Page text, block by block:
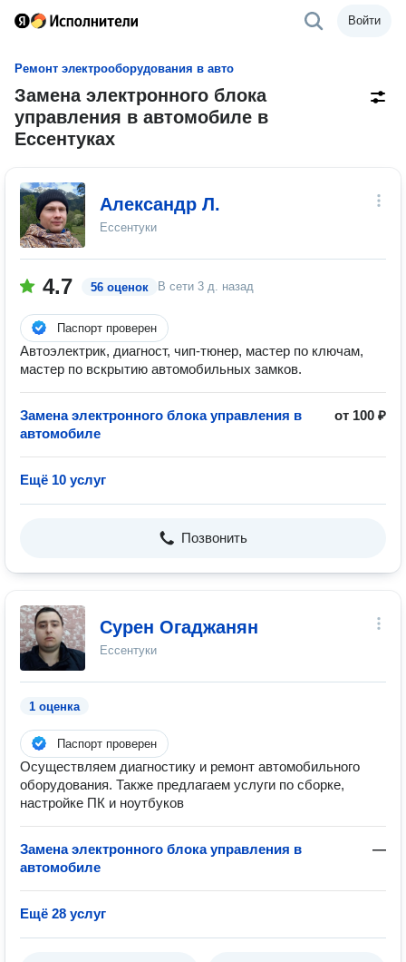
Войти
Ремонт электрооборудования в авто
Замена электронного блока
управления в автомобиле в
Ессентуках
Александр Л.
Ессентуки
4.7 56 оценок В сети 3 д. назад
Паспорт проверен
Автоэлектрик, диагност, чип-тюнер, мастер по ключам,
мастер по вскрытию автомобильных замков.
Замена электронного блока управления в
автомобиле
от 100 ₽
Ещё 10 услуг
Позвонить
Сурен Огаджанян
Ессентуки
1 оценка
Паспорт проверен
Осуществляем диагностику и ремонт автомобильного
оборудования. Также предлагаем услуги по сборке,
настройке ПК и ноутбуков
Замена электронного блока управления в
автомобиле
—
Ещё 28 услуг